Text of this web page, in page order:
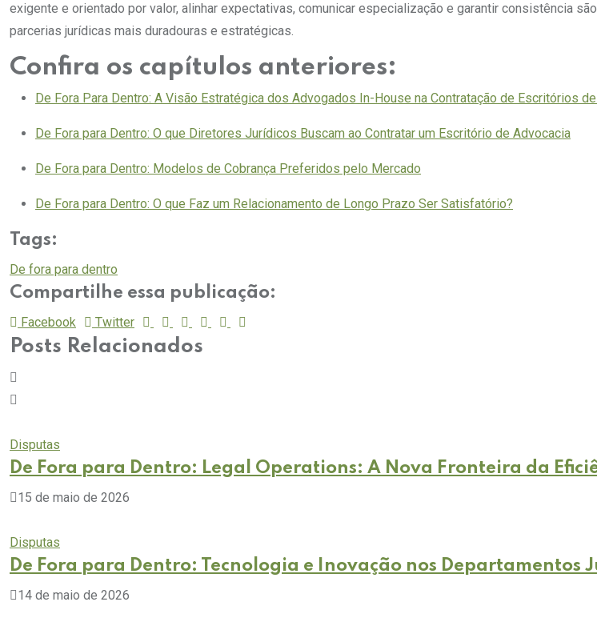
exigente e orientado por valor, alinhar expectativas, comunicar especialização e garantir consistência
parcerias jurídicas mais duradouras e estratégicas.
Confira os capítulos anteriores:
De Fora Para Dentro: A Visão Estratégica dos Advogados In-House na Contratação de Escritórios
De Fora para Dentro: O que Diretores Jurídicos Buscam ao Contratar um Escritório de Advocacia
De Fora para Dentro: Modelos de Cobrança Preferidos pelo Mercado
De Fora para Dentro: O que Faz um Relacionamento de Longo Prazo Ser Satisfatório?
Tags:
De fora para dentro
Compartilhe essa publicação:
Facebook Twitter
Posts Relacionados
Disputas
De Fora para Dentro: Legal Operations: A Nova Fronteira da
15 de maio de 2026
Disputas
De Fora para Dentro: Tecnologia e Inovação nos Departamentos
14 de maio de 2026